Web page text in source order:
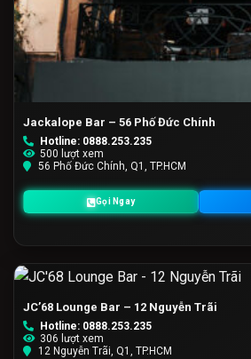
Jackalope Bar – 56 Phố Đức Chính
Hotline: 0888.253.235
500 lượt xem
56 Phố Đức Chính, Q1, TP.HCM
Gọi Ngay
JC’68 Lounge Bar – 12 Nguyễn Trãi
Hotline: 0888.253.235
306 lượt xem
12 Nguyễn Trãi, Q1, TP.HCM